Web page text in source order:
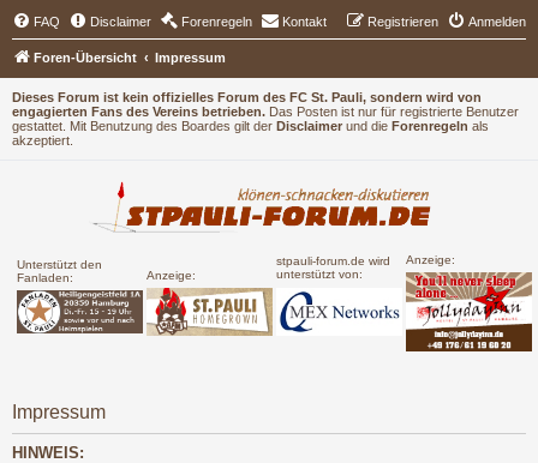
Dieses Forum ist kein offizielles Forum des FC St. Pauli, sondern wird von
engagierten Fans des Vereins betrieben. Das Posten ist nur für registrierte Benutzer
gestattet. Mit Benutzung des Boardes gilt der Disclaimer und die Forenregeln als
akzeptiert.
Unterstützt den
Fanladen:
Anzeige:
stpauli-forum.de wird
unterstützt von:
Anzeige:
FAQ Disclaimer Forenregeln Kontakt Anmelden
Registrieren
Foren-Übersicht Impressum
Impressum
HINWEIS: